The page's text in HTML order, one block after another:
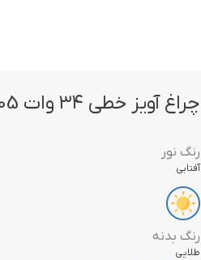
چراغ آویز خطی ۳۴ وات PLX 5005
رنگ نور
آفتابی
رنگ بدنه
طلایی